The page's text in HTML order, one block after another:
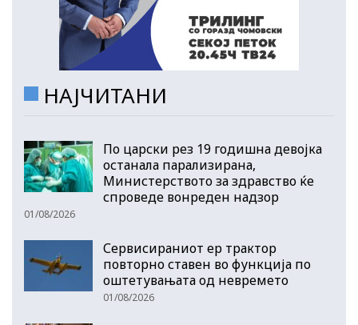
НАЈЧИТАНИ
По царски рез 19 годишна девојка
останала парализирана,
Министерството за здравство ќе
спроведе вонреден надзор
01/08/2026
Сервисираниот ер трактор
повторно ставен во функција по
оштетувањата од невремето
01/08/2026